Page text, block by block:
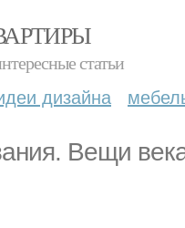
статьи
дизайна
Вещи